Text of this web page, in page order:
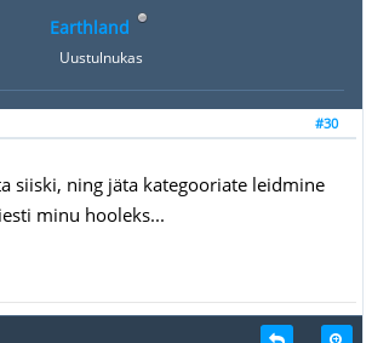
Earthland
Uustulnukas
#30
siiski, ning jäta kategooriate leidmine
minu hooleks...